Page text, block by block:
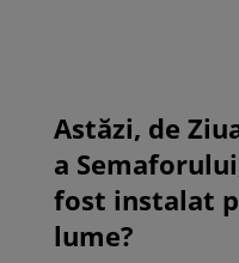
Astăzi, de
a
fost instalat
lume?